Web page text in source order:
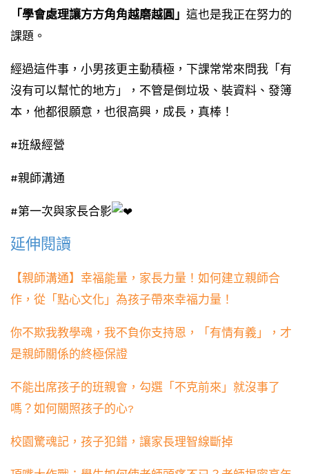
「學會處理讓方方角角越磨越圓」 這也是我正在努力的
課題。
經過這件事，小男孩更主動積極，下課常常來問我「有
沒有可以幫忙的地方」，不管是倒垃圾、裝資料、發簿
本，他都很願意，也很高興，成長，真棒！
#班級經營
#親師溝通
#第一次與家長合影
延伸閱讀
【親師溝通】幸福能量，家長力量！如何建立親師合
作，從「點心文化」為孩子帶來幸福力量！
你不欺我教學魂，我不負你支持恩，「有情有義」，才
是親師關係的終極保證
不能出席孩子的班親會，勾選「不克前來」就沒事了
嗎？如何關照孩子的心?
校園驚魂記，孩子犯錯，讓家長理智線斷掉